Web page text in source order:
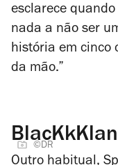
esclarece
nada a não ser
história em cinco
da mão.”
©DR